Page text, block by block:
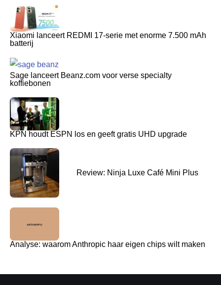
Xiaomi lanceert REDMI 17-serie met enorme 7.500 mAh
batterij
Sage lanceert Beanz.com voor verse specialty
koffiebonen
KPN houdt ESPN los en geeft gratis UHD upgrade
Review: Ninja Luxe Café Mini Plus
Analyse: waarom Anthropic haar eigen chips wilt maken